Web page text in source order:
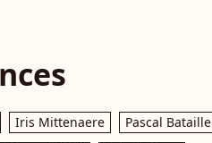
Iris Mittenaere
Pascal Bataille